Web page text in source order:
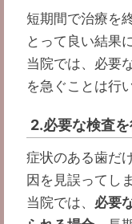
短期間で治療を
とって良い結果
当院では、必要
を急ぐことは行
2.必要な検査
症状のある歯だ
因を見誤ってし
当院では、 必要